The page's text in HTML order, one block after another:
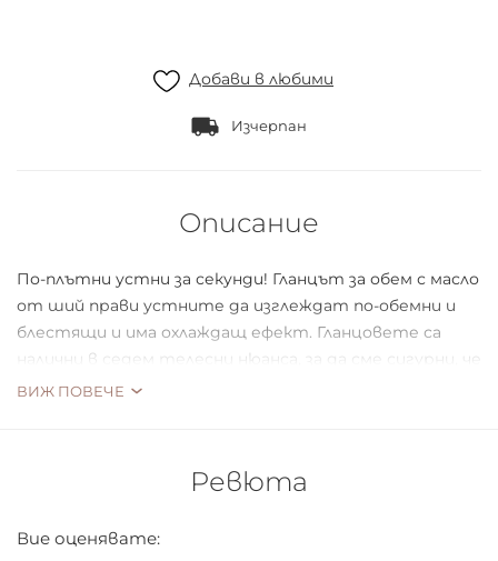
Добави в любими
Изчерпан
Описание
По-плътни устни за секунди! Гланцът за обем с масло
от ший прави устните да изглеждат по-обемни и
блестящи и има охлаждащ ефект. Гланцовете са
налични в седем телесни нюанса, за да сме сигурни, че
ще има цвят за всеки тип кожа!
ВИЖ ПОВЕЧЕ
Ревюта
Вие оценявате: